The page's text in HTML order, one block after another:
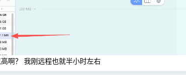
啊？ 我刚远程也就半小时左右